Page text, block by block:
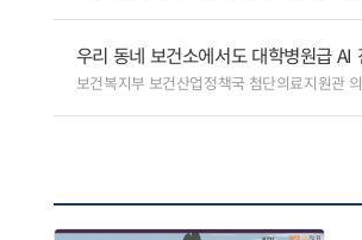
우리 동네 보건소에서도 대학병원급
보건복지부 보건산업정책국 첨단의료지원관